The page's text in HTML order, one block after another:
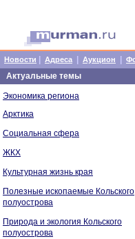
Новости Адреса Аукцион
Актуальные темы
Экономика региона
Арктика
Социальная сфера
ЖКХ
Культурная жизнь края
Полезные ископаемые Кольского
полуострова
Природа и экология Кольского
полуострова